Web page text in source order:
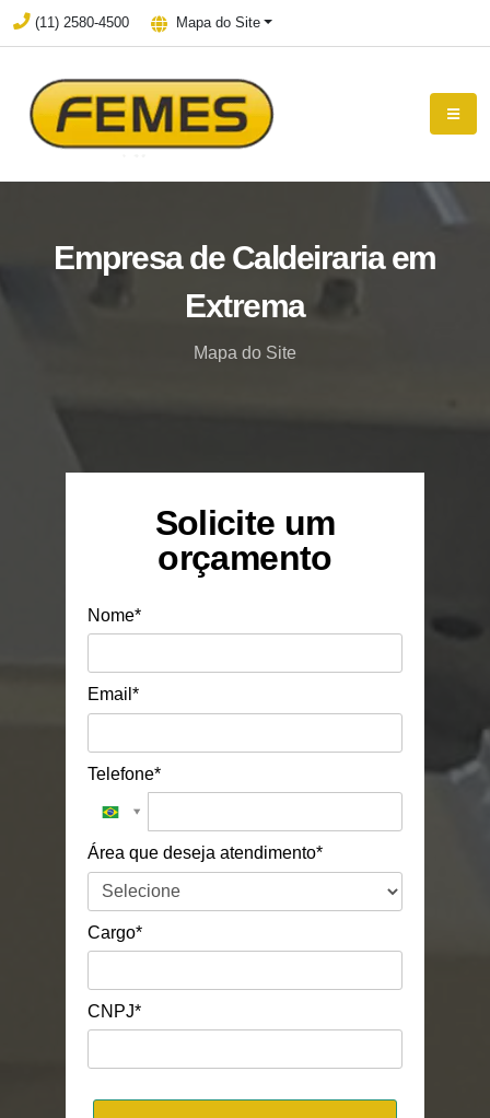
(11) 2580-4500 Mapa do Site
Empresa de Caldeiraria em
Extrema
Mapa do Site
Solicite um
orçamento
Nome*
Email*
Telefone*
Área que deseja atendimento*
Cargo*
CNPJ*